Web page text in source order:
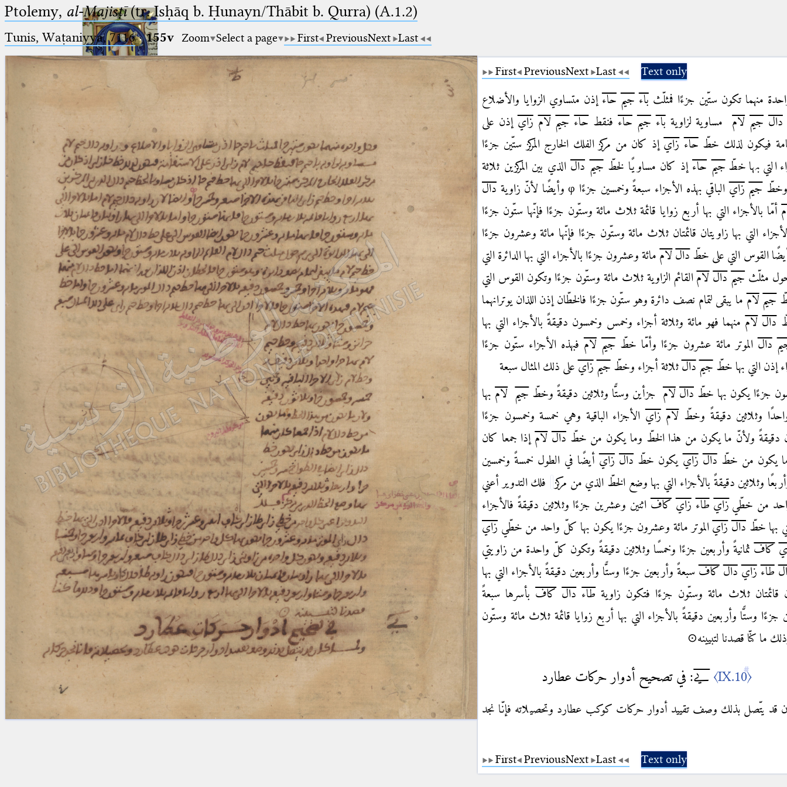
Ptolemaeus
Arabus et Latinus
(the underscore) is the placeholder
for exactly one character.
(the percent sign) is the
placeholder for no, one or more
than one character.
(two percent signs) is the
placeholder for no, one or more
than one character, but not for
blank space (so that a search ends
at word boundaries).
🔎︎
Start
Project
Team
News
Jobs
Publications
Conference
Arabic Works
Arabic Manuscripts
Latin Works
Latin Manuscripts
Latin Early Prints
Images
Texts
beta Glossary
Resources
Licenses·FAQ·Contact·
Impressum·Privacy· 2013
Print 🖨
Ptolemy, al-Majisṭī(tr. Isḥāq b. Ḥunayn/Thābit b. Qurra) (A.1.2)
Tunis, Waṭaniyya, 7116·155v Zoom Select a page First PreviousNext Last
First PreviousNext Last Text only
منهما تكون ستّين جزءًا فمثلّث باء جيم حاء إذن متساوي الزوايا والأضلاع
دال جيم لام مساوية لزاوية باء جيم حاء فنقط حاء جيم لام زاي إذن على
فيكون لذلك خطّ حاء زاي إذ كان من مركز الفلك الخارج المركز ستّين جزءًا
التي بها خطّ جيم حاء إذ كان مساويًا لخطّ جيم دال الذي بين المركزين ثلاثة
وخطّ جيم زاي الباقي بهذه الأجزاء سبعةً وخمسين جزءًا φ وأيضًا لأنّ زاوية دال
أمّا بالأجزاء التي بها أربع زوايا قائمة ثلاث مائة وستّون جزءًا فإنّها ستّون جزءًا
التي بها زاويتان قائمتان ثلاث مائة وستّون جزءًا فإنّها مائة وعشرون جزءًا
القوس التي على خطّ دال لام مائة وعشرون جزءًا بالأجزاء التي بها الدائرة التي
مثلّث جيم دال لام القائم الزاوية ثلاث مائة وستّون جزءًا وتكون القوس التي
جيم لام ما يبقى لتمام نصف دائرة وهو ستّون جزءًا فالخطّان إذن اللذان يوترانهما
دال لام منهما فهو مائة وثلاثة أجزاء وخمس وخمسون دقيقةً بالأجزاء التي بها
دال الموتر مائة عشرون جزءًا وأمّا خطّ جيم لام فبهذه الأجزاء ستّون جزءًا
إذن التي بها خطّ جيم دال ثلاثة أجزاء وخطّ جيم زاي على ذلك المثال سبعة
جزءًا يكون بها خطّ دال لام جزأين وستًّا وثلاثين دقيقةً وخطّ جيم لام بها
وثلاثين دقيقةً وخطّ لام زاي الأجزاء الباقية وهي خمسة وخمسون جزءًا
دقيقةً ولأنّ ما يكون من هذا الخطّ وما يكون من خطّ دال لام إذا جمعا كان
يكون من خطّ دال زاي يكون خطّ دال زاي أيضًا في الطول خمسةً وخمسين
وثلاثين دقيقةً بالأجزاء التي بها وضع الخطّ الذي من مركز فلكالتدوير أعني
من خطّي زاي طاء زاي كاف اثنين وعشرين جزءًا وثلاثين دقيقةً فالأجزاء
بها خطّ دال زاي الموتر مائة وعشرون جزءًا يكون بها كلّ واحد من خطّي زاي
كاف ثمانيةً وأربعين جزءًا وخمسًا وثلاثين دقيقةً وتكون كلّ واحدة من زاويتي
طاء زاي دال كاف سبعةً وأربعين جزءًا وستًّا وأربعين دقيقةً بالأجزاء التي بها
قائمتان ثلاث مائة وستّون جزءًا فتكون زاوية طاء دال كاف بأسرها سبعةً
جزءًا وستًّا وأربعين دقيقةً بالأجزاء التي بها أربع زوايا قائمة ثلاث مائة وستّون
ما كنّا قصدنا لتبيينه⊙
〈IX.10〉 يے: في تصحيح أدوار حركات عطارد
قد يتّصل بذلك وصف تقييد أدوار حركات كوكب عطارد وتحصيلاته فإنّا نجد
First PreviousNext Last Text only